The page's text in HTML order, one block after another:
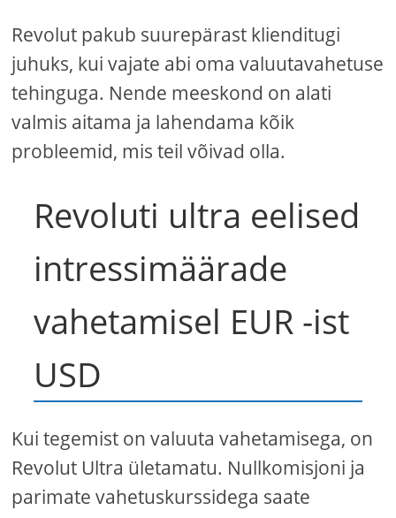
Revolut pakub suurepärast klienditugi
juhuks, kui vajate abi oma valuutavahetuse
tehinguga. Nende meeskond on alati
valmis aitama ja lahendama kõik
probleemid, mis teil võivad olla.
Revoluti ultra eelised
intressimäärade
vahetamisel EUR -ist
USD
Kui tegemist on valuuta vahetamisega, on
Revolut Ultra ületamatu. Nullkomisjoni ja
parimate vahetuskurssidega saate